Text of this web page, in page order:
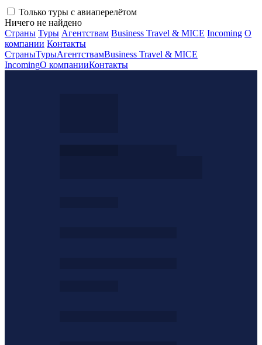
Только туры с авиаперелётом
Ничего не найдено
Страны Туры Агентствам Business Travel & MICE Incoming О
компании Контакты
СтраныТурыАгентствамBusiness Travel & MICE
IncomingО компанииКонтакты